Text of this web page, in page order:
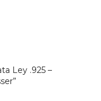
Ley .925 –